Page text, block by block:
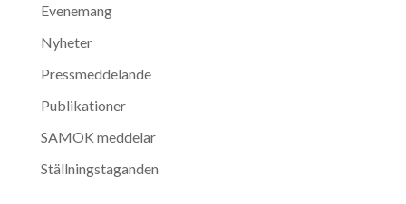
Evenemang
Nyheter
Pressmeddelande
Publikationer
SAMOK meddelar
Ställningstaganden